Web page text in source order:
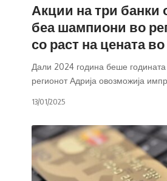
Акции на три банки
беа шампиони во
со раст на цената
Дали 2024 година беше годината
регионот Адрија овозможија
13/01/2025